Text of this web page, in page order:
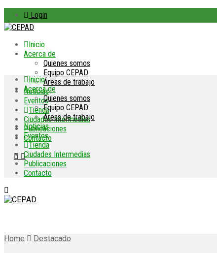
Login
Inicio
Acerca de
Quienes somos
Equipo CEPAD
Áreas de trabajo
Noticias
Eventos
Tienda
Ciudades Intermedias
Publicaciones
Contacto
Inicio
Acerca de
Quienes somos
Equipo CEPAD
Áreas de trabajo
Noticias
Eventos
Tienda
Ciudades Intermedias
Publicaciones
Contacto
Home Destacado